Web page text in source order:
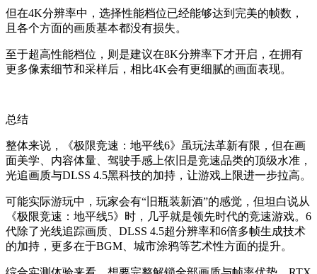
但在4K分辨率中，选择性能档位已经能够达到完美的帧数，
且各个方面的画质基本都没有损失。
至于超高性能档位，则是建议在8K分辨率下才开启，在拥有
更多像素细节和采样后，相比4K会有更细腻的画面表现。
总结
整体来说，《极限竞速：地平线6》虽玩法革新有限，但在画
面美学、内容体量、驾驶手感上依旧是竞速品类的顶级水准，
光追画质与DLSS 4.5黑科技的加持，让游戏上限进一步拉高。
可能实际游玩中，玩家会有“旧瓶装新酒”的感觉，但坦白说从
《极限竞速：地平线5》时，几乎就是领先时代的竞速游戏。6
代除了光线追踪画质、DLSS 4.5超分辨率和6倍多帧生成技术
的加持，更多在于BGM、城市涂鸦等艺术性方面的提升。